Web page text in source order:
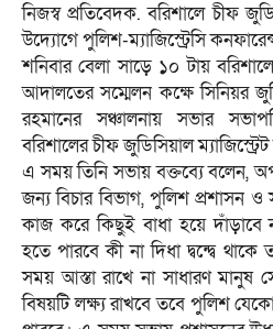
নিজস্ব প্রতিবেদক. বরিশালে চীফ
উদ্যোগে পুলিশ-ম্যাজিস্ট্রেসি
শনিবার বেলা সাড়ে ১০ টায়
আদালতের সম্মেলন কক্ষে সিনিয়র
রহমানের সঞ্চালনায় সভার
বরিশালের চীফ জুডিসিয়াল
এ সময় তিনি সভায় বক্তব্যে বলেন,
জন্য বিচার বিভাগ, পুলিশ প্রশাসন
কাজ করে কিছুই বাধা হয়ে
হতে পারবে কী না দিধা দ্বন্দ্বে
সময় আস্তা রাখে না সাধারণ মানুষ
বিষয়টি লক্ষ্য রাখবে তবে পুলিশ